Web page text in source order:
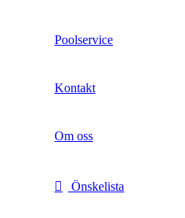
Poolservice
Kontakt
Om oss
Önskelista